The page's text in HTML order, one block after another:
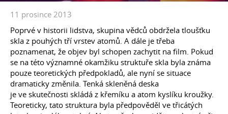
11 prosince 2013
Poprvé v historii lidstva, skupina vědců obdržela tloušťku
skla z pouhých tří vrstev atomů. A dále je třeba
poznamenat, že objev byl schopen zachytit na film. Pokud
se na této významné okamžiku struktuře skla byla známa
pouze teoretických předpokladů, ale nyní se situace
dramaticky změnila. Tenká skleněná deska
je ve skutečnosti skládá z křemíku a atom kyslíku kroužky.
Teoreticky, tato struktura byla předpověděl ve třicátých